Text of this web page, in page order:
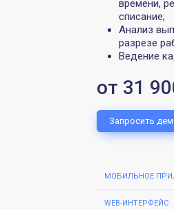
времени,
списание;
Анализ
разрезе
Ведение
от 31
Запросить
МОБИЛЬНОЕ
WEB-ИНТЕРФЕЙС